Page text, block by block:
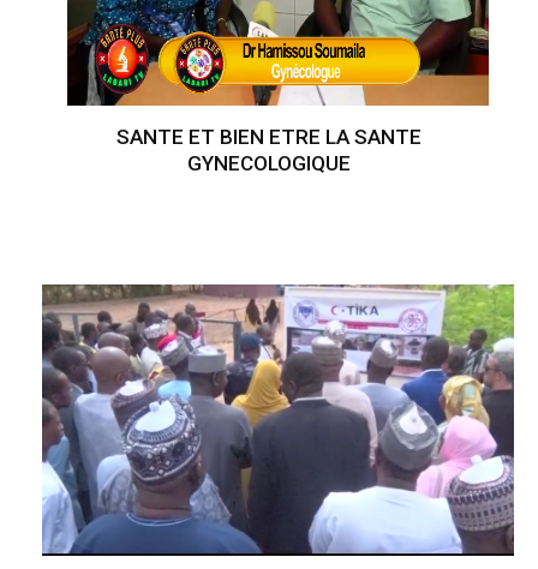
SANTE ET BIEN ETRE LA SANTE
GYNECOLOGIQUE